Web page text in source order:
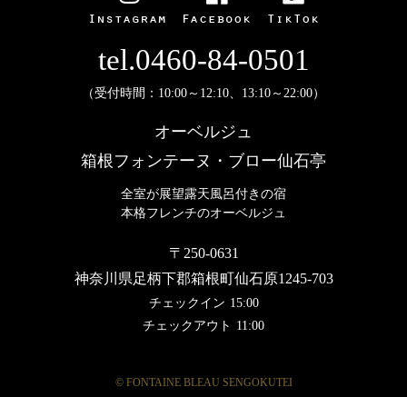
tel.0460-84-0501
（受付時間：10:00～12:10、13:10～22:00）
オーベルジュ
箱根フォンテーヌ・ブロー仙石亭
全室が展望露天風呂付きの宿
本格フレンチのオーベルジュ
〒250-0631
神奈川県足柄下郡箱根町仙石原1245-703
チェックイン 15:00
チェックアウト 11:00
© FONTAINE BLEAU SENGOKUTEI